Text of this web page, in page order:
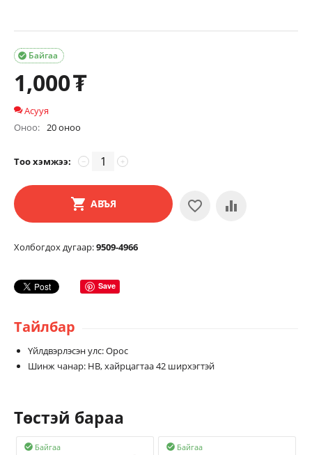
Байгаа

1,000₮
Асууя
Оноо: 20 оноо
Тоо хэмжээ: +
−
АВЪЯ
Холбогдох дугаар:9509-4966
Save
Тайлбар
Үйлдвэрлэсэн улс: Орос
Шинж чанар: HB, хайрцагтаа 42 ширхэгтэй
Төстэй бараа
Байгаа
 Байгаа
